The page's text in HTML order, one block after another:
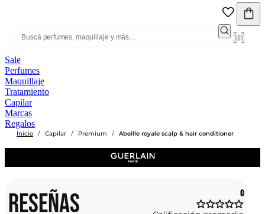
Sale
Perfumes
Maquillaje
Tratamiento
Capilar
Marcas
Regalos
Inicio / Capilar / Premium / Abeille royale scalp & hair conditioner
RESEÑAS 0